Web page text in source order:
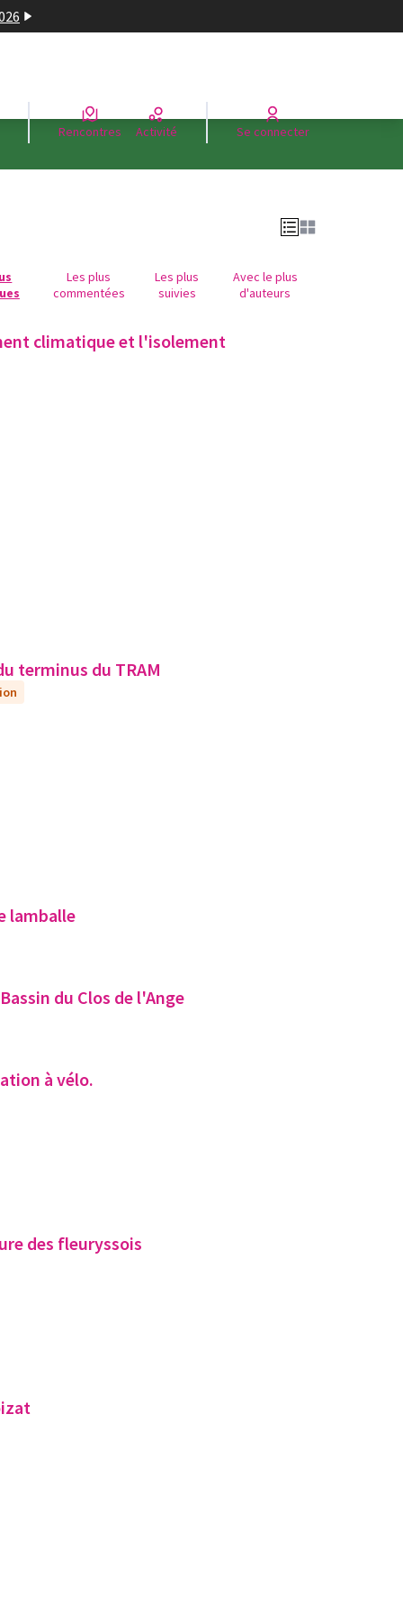
Rencontres Activité Se connecter
Les plus
commentées
Les plus
suivies
Avec le plus
d'auteurs
climatique et l'isolement
terminus du TRAM
lamballe
du Clos de l'Ange
à vélo.
des fleuryssois